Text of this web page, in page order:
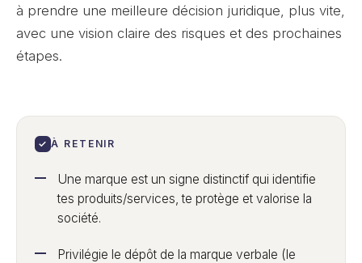
à prendre une meilleure décision juridique, plus vite,
avec une vision claire des risques et des prochaines
étapes.
✓ À RETENIR
Une marque est un signe distinctif qui identifie
tes produits/services, te protège et valorise la
société.
Privilégie le dépôt de la marque verbale (le